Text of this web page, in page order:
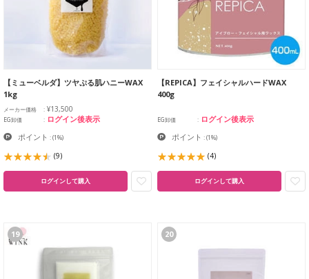
【ミューベルダ】ツヤぷる肌ハニーWAX
1kg
メーカー価格 ¥13,500
EG卸価 ログイン後表示
ポイント :(1%)
(9)
ログインして購入
【REPICA】フェイシャルハードWAX
400g
EG卸価 ログイン後表示
ポイント :(1%)
(4)
ログインして購入
19 20